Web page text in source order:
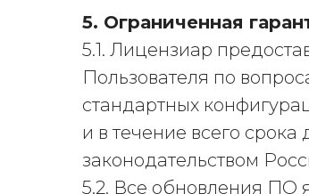
5. Ограниченная
5.1. Лицензиар
Пользователя по
стандартных
и в течение всего
законодательством
5.2. Все обновления ПО